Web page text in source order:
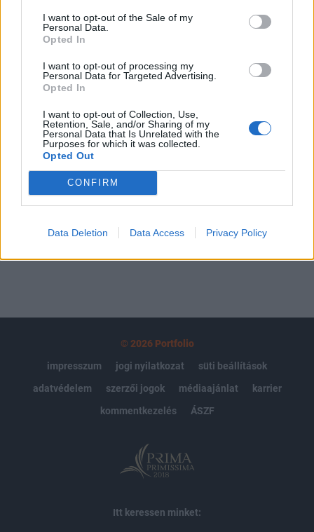
I want to opt-out of the Sale of my
Personal Data.
Opted In
I want to opt-out of processing my
Personal Data for Targeted Advertising.
Opted In
I want to opt-out of Collection, Use,
Retention, Sale, and/or Sharing of my
Personal Data that Is Unrelated with the
Purposes for which it was collected.
Opted Out
CONFIRM
Data Deletion Data Access Privacy Policy
KEDVES OLVASÓNK!
A keresett cikk a portfolio.hu hírarchívumához
regisztrációhoz kötött.
Az előfizetés a következőket tartalmazza:
Portfolio.hu teljes cikkarchívum
Kötéslisták: BÉT elmúlt 2 év napon belüli
kötéslistái
MÁR ELŐFIZETŐNK VAGY?BEJELENTKEZÉS
© 2026 Portfolio
impresszum
jogi nyilatkozat
süti beállítások
adatvédelem
szerzői jogok médiaajánlat
karrier
kommentkezelés
ÁSZF
Itt keressen minket: